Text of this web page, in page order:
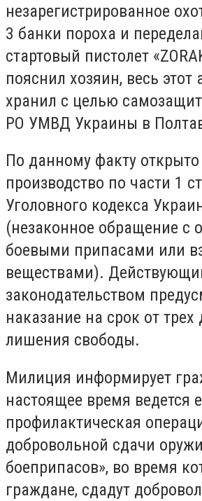
незарегистрированное
3 банки пороха и
стартовый пистолет
пояснил хозяин, весь этот
хранил с целью
РО УМВД Украины в
По данному факту открыто
производство по части 1
Уголовного кодекса
(незаконное обращение с
боевыми припасами или
веществами).
законодательством
наказание на срок от трех
лишения свободы.
Милиция информирует
настоящее время ведется
профилактическая
добровольной сдачи
боеприпасов», во время
граждане, сдадут